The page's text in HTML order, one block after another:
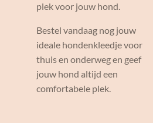
plek voor jouw hond.
Bestel vandaag nog jouw
ideale hondenkleedje voor
thuis en onderweg en geef
jouw hond altijd een
comfortabele plek.